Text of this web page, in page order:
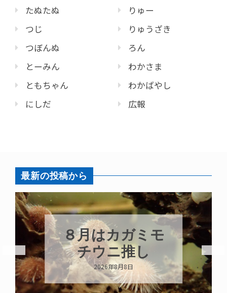
たぬたぬ
つじ
つぼんぬ
とーみん
ともちゃん
にしだ
りゅー
りゅうざき
ろん
わかさま
わかばやし
広報
最新の投稿から
８月はカガミモ
チウニ推し
2026年8月8日